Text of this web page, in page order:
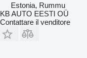
Estonia, Rummu
KB AUTO EESTI OÜ
Contattare il venditore